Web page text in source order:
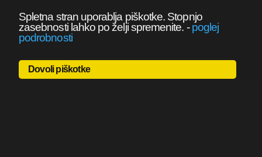
Spletna stran uporablja piškotke. Stopnjo
zasebnosti lahko po želji spremenite. -poglej
podrobnosti
Dovoli piškotke